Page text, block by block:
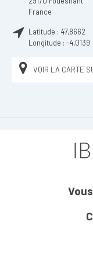
France
Latitude : 47,8662
Longitude : -4,0139
VOIR LA CARTE